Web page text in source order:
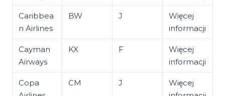
Caribbea
n Airlines
BW J
Więcej
informacji
Cayman
Airways
KX F
Więcej
informacji
Copa
CM J
Więcej